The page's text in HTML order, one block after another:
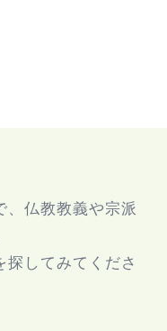
、仏教教義や宗派
探してみてくださ